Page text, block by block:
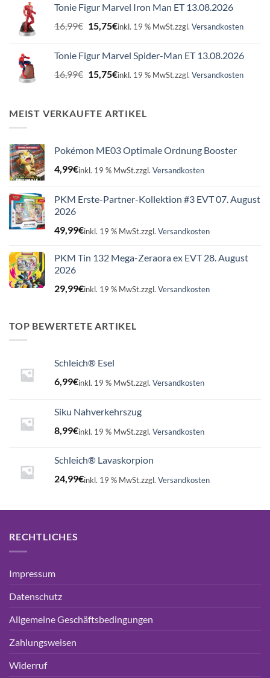
16,99€15,75€.
Tonie Figur Marvel Iron Man ET 13.08.2026
16,99€ Ursprünglicher
Preis
16,99€
15,75€Aktueller
15,75€.
inkl. 19 % MwSt.zzgl. Versandkosten
Tonie Figur Marvel Spider-Man ET 13.08.2026
16,99€ Ursprünglicher
Preis
16,99€
15,75€Aktueller
15,75€.
inkl. 19 % MwSt.zzgl. Versandkosten
MEIST VERKAUFTE ARTIKEL
Pokémon ME03 Optimale Ordnung Booster
4,99€inkl. 19 % MwSt.zzgl. Versandkosten
PKM Erste-Partner-Kollektion #3 EVT 07. August
2026
49,99€inkl. 19 % MwSt.zzgl. Versandkosten
PKM Tin 132 Mega-Zeraora ex EVT 28. August
2026
29,99€inkl. 19 % MwSt.zzgl. Versandkosten
TOP BEWERTETE ARTIKEL
Schleich® Esel
6,99€inkl. 19 % MwSt.zzgl. Versandkosten
Siku Nahverkehrszug
8,99€inkl. 19 % MwSt.zzgl. Versandkosten
Schleich® Lavaskorpion
24,99€inkl. 19 % MwSt.zzgl. Versandkosten
RECHTLICHES
Impressum
Datenschutz
Allgemeine Geschäftsbedingungen
Zahlungsweisen
Widerruf